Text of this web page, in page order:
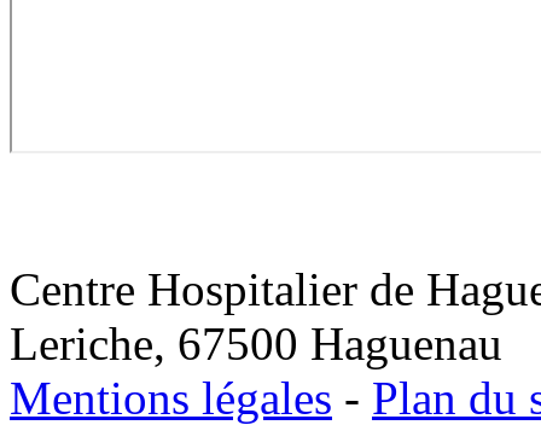
Centre Hospitalier de
Leriche, 67500 Haguenau
Mentions légales - Plan du